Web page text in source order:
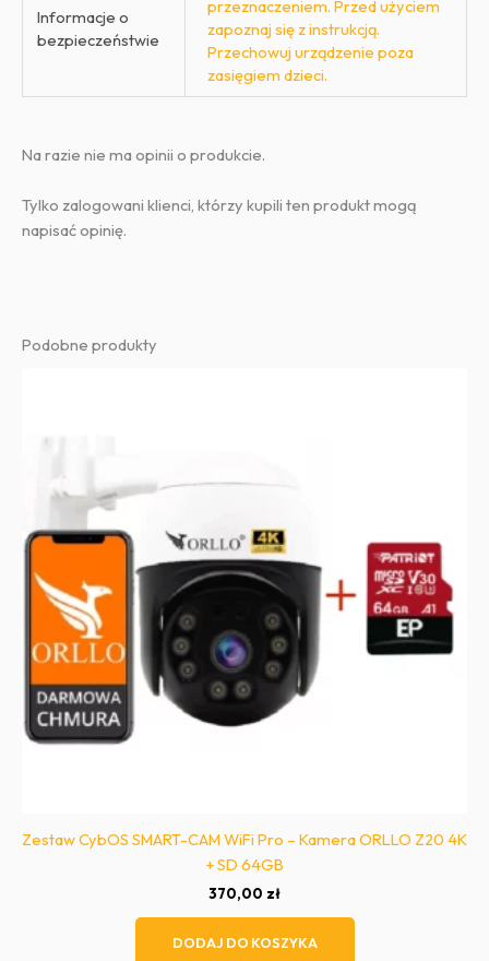
Informacje o
bezpieczeństwie
przeznaczeniem. Przed użyciem
zapoznaj się z instrukcją.
Przechowuj urządzenie poza
zasięgiem dzieci.
Na razie nie ma opinii o produkcie.
Tylko zalogowani klienci, którzy kupili ten produkt mogą
napisać opinię.
Podobne produkty
Zestaw CybOS SMART-CAM WiFi Pro – Kamera ORLLO Z20 4K
+ SD 64GB
370,00 zł
DODAJ DO KOSZYKA